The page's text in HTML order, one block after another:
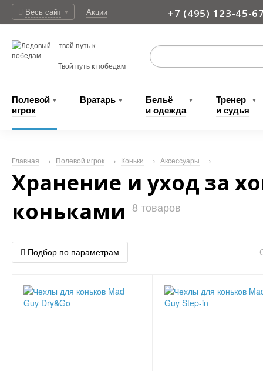
Весь сайт ▼
Акции
+7 (495) 123-45-
Твой путь к победам
Полевой
игрок
▼ Вратарь ▼
Бельё
и одежда
▼
Тренер
и судья
▼
Главная → Полевой игрок → Коньки → Аксессуары →
Хранение и уход за
коньками 8 товаров
Подбор по параметрам